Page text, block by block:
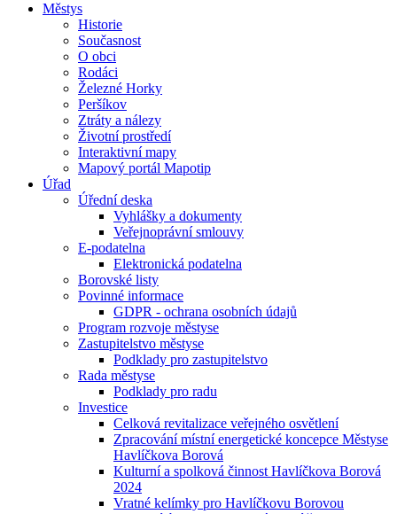
Městys
Historie
Současnost
O obci
Rodáci
Železné Horky
Peršíkov
Ztráty a nálezy
Životní prostředí
Interaktivní mapy
Mapový portál Mapotip
Úřad
Úřední deska
Vyhlášky a dokumenty
Veřejnoprávní smlouvy
E-podatelna
Elektronická podatelna
Borovské listy
Povinné informace
GDPR - ochrana osobních údajů
Program rozvoje městyse
Zastupitelstvo městyse
Podklady pro zastupitelstvo
Rada městyse
Podklady pro radu
Investice
Celková revitalizace veřejného osvětlení
Zpracování místní energetické koncepce Městyse
Havlíčkova Borová
Kulturní a spolková činnost Havlíčkova Borová
2024
Vratné kelímky pro Havlíčkovu Borovou